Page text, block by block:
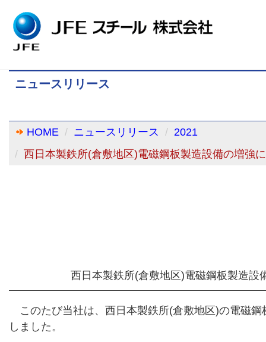
ニュースリリース
HOME ニュースリリース
2021
西日本製鉄所(倉敷地区)電磁鋼板製造設備の増強
西日本製鉄所(倉敷地区)電磁鋼板製造設
このたび当社は、西日本製鉄所(倉敷地区)の電磁
しました。